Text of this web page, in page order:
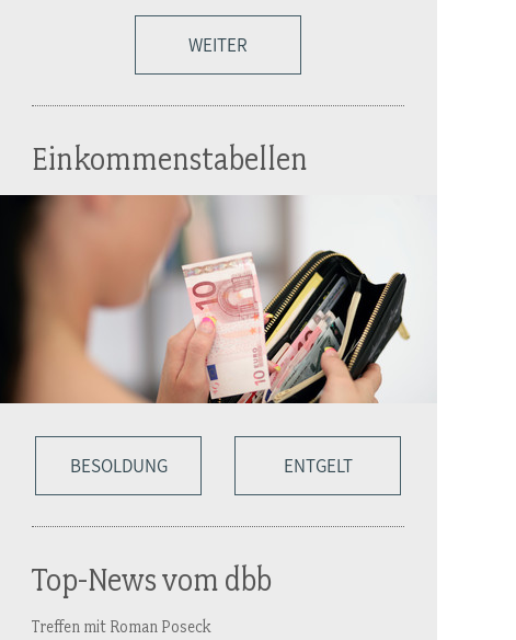
WEITER
Einkommenstabellen
BESOLDUNG ENTGELT
Top-News vom dbb
Treffen mit Roman Poseck